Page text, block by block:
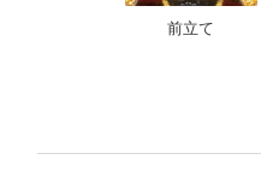
前立て